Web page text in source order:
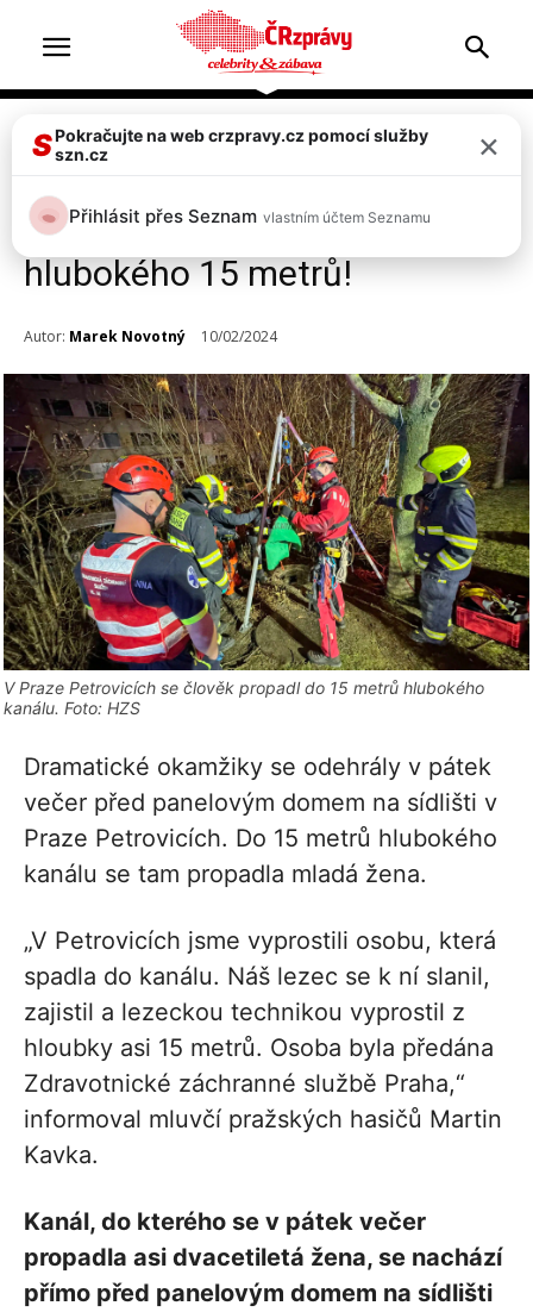
Top 2 Zprávy
Drama v Praze Petrovicích:
žena spadla do kanálu
hlubokého 15 metrů!
Autor: Marek Novotný 10/02/2024
V Praze Petrovicích se člověk propadl do 15 metrů hlubokého
kanálu. Foto: HZS
Dramatické okamžiky se odehrály v pátek
večer před panelovým domem na sídlišti v
Praze Petrovicích. Do 15 metrů hlubokého
kanálu se tam propadla mladá žena.
„V Petrovicích jsme vyprostili osobu, která
spadla do kanálu. Náš lezec se k ní slanil,
zajistil a lezeckou technikou vyprostil z
hloubky asi 15 metrů. Osoba byla předána
Zdravotnické záchranné službě Praha,“
informoval mluvčí pražských hasičů Martin
Kavka.
Kanál, do kterého se v pátek večer
propadla asi dvacetiletá žena, se nachází
přímo před panelovým domem na sídlišti
SPokračujte na web crzpravy.cz pomocí služby
szn.cz
×
Přihlásit přes Seznam vlastním účtem Seznamu